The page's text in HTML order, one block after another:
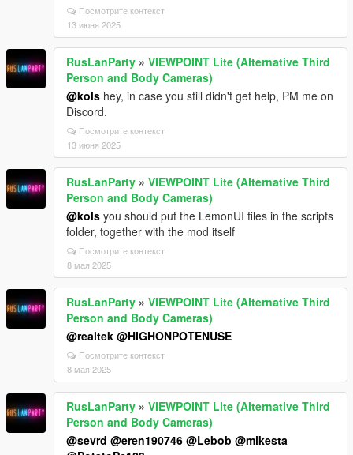
Посмотрите контекст
13 июня 2025
RusLanParty » VIEWPOINT Lite (Alternative Third
Person and Body Cameras)
@kols hey, in case you still didn't get help, PM me on
Discord.
Посмотрите контекст
13 июня 2025
RusLanParty » VIEWPOINT Lite (Alternative Third
Person and Body Cameras)
@kols you should put the LemonUI files in the scripts
folder, together with the mod itself
Посмотрите контекст
8 мая 2025
RusLanParty » VIEWPOINT Lite (Alternative Third
Person and Body Cameras)
@realtek @HIGHONPOTENUSE
Посмотрите контекст
8 мая 2025
RusLanParty » VIEWPOINT Lite (Alternative Third
Person and Body Cameras)
@sevrd @eren190746 @Lebob @mikesta